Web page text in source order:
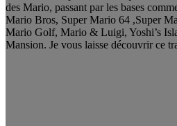
des Mario, passant par les bases
Mario Bros, Super Mario 64 ,Super
Mario Golf, Mario & Luigi, Yoshi’s
Mansion. Je vous laisse découvrir ce